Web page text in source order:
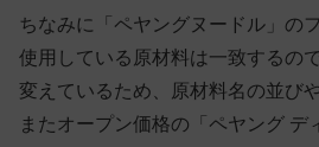
ちなみに「ペヤングヌードル」の
使用している原材料は一致するの
変えているため、原材料名の並び
またオープン価格の「ペヤング デ